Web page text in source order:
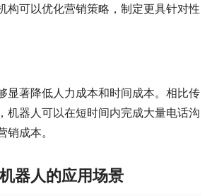
构可以优化营销策略，制定更具针对性
显著降低人力成本和时间成本。相比传
机器人可以在短时间内完成大量电话沟
成本。
器人的应用场景